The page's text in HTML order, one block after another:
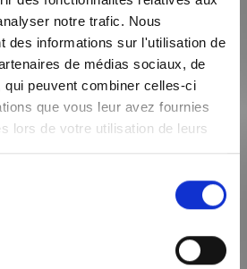
notre trafic. Nous
des informations sur l'utilisation de
de médias sociaux, de
qui peuvent combiner celles-ci
que vous leur avez fournies
lors de votre utilisation de leurs
de nossyndics, c’est bénéficier de
présent et disponible –
Lyon, nos équipes peuvent facilement
gérer les travaux éventuels et
– le syndic suit régulièrement
et des travaux
pour toutes les démarches
du budget prévisionnel, gestion